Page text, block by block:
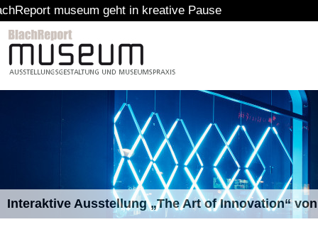
geht in kreative Pause
Interaktive Ausstellung „The Art of Innovation“